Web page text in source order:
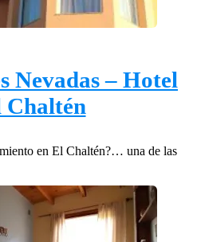
Nevadas – Hotel
Chaltén
en El Chaltén?… una de las